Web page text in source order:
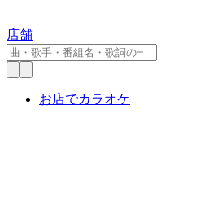
店舗
お店でカラオケ